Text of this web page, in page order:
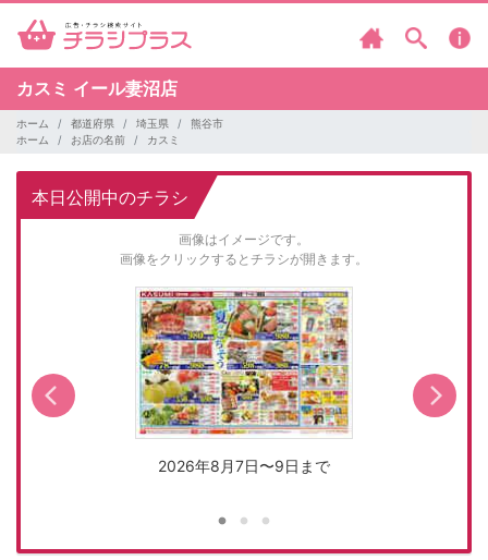
カスミ イール妻沼店
ホーム 都道府県 埼玉県
熊谷市
ホーム
お店の名前 カスミ
本日公開中のチラシ
画像はイメージです。
画像をクリックするとチラシが開きます。
2026年8月7日〜9日まで